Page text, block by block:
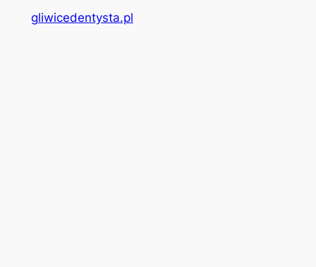
gliwicedentysta.pl